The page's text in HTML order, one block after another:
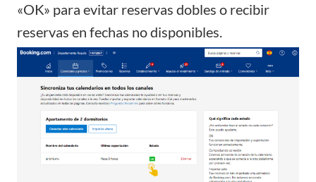
«OK» para evitar reservas dobles o recibir
reservas en fechas no disponibles.